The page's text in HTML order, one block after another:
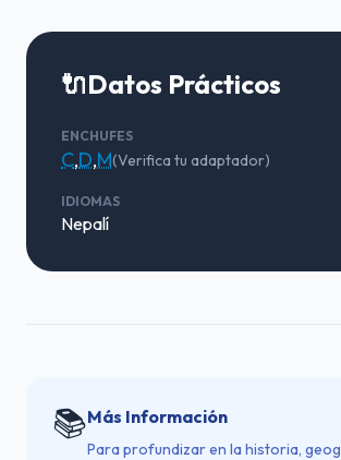
🔌Datos Prácticos
ENCHUFES
C,D,M(Verifica tu adaptador)
IDIOMAS
Nepalí
📚Más Información
Para profundizar en la historia,